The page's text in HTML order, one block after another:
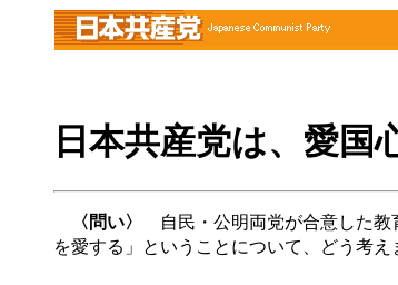
日本共産党は、愛国
〈問い〉
自民・公明両党が合意した教
を愛する」ということについて、どう考え